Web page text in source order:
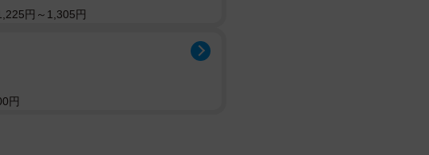
話を聞きました。
前から詐欺メールだと思いました。
円～1,305円
円